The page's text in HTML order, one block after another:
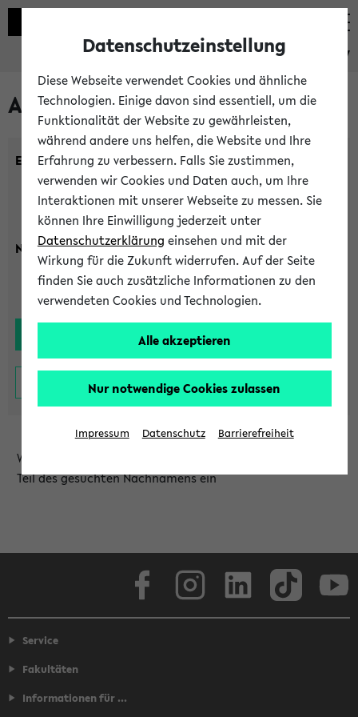
eKVV
Alle Lehrenden
Einrichtung:
Nachname:
Wählen Sie die Einrichtung aus und/oder geben Sie einen
Teil des gesuchten Nachnamens ein
Service
Fakultäten
Informationen für ...
Datenschutzeinstellung
Diese Webseite verwendet Cookies und ähnliche
Technologien. Einige davon sind essentiell, um die
Funktionalität der Website zu gewährleisten,
während andere uns helfen, die Website und Ihre
Erfahrung zu verbessern. Falls Sie zustimmen,
verwenden wir Cookies und Daten auch, um Ihre
Interaktionen mit unserer Webseite zu messen. Sie
können Ihre Einwilligung jederzeit unter
Datenschutzerklärung einsehen und mit der
Wirkung für die Zukunft widerrufen. Auf der Seite
finden Sie auch zusätzliche Informationen zu den
verwendeten Cookies und Technologien.
Alle akzeptieren
Nur notwendige Cookies zulassen
Impressum Datenschutz Barrierefreiheit